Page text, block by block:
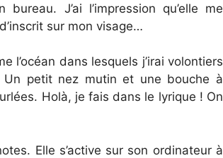
J’ai l’impression qu’elle me
sur mon visage…
l’océan dans lesquels j’irai volontiers
Un petit nez mutin et une bouche à
Holà, je fais dans le lyrique ! On
Elle s’active sur son ordinateur à